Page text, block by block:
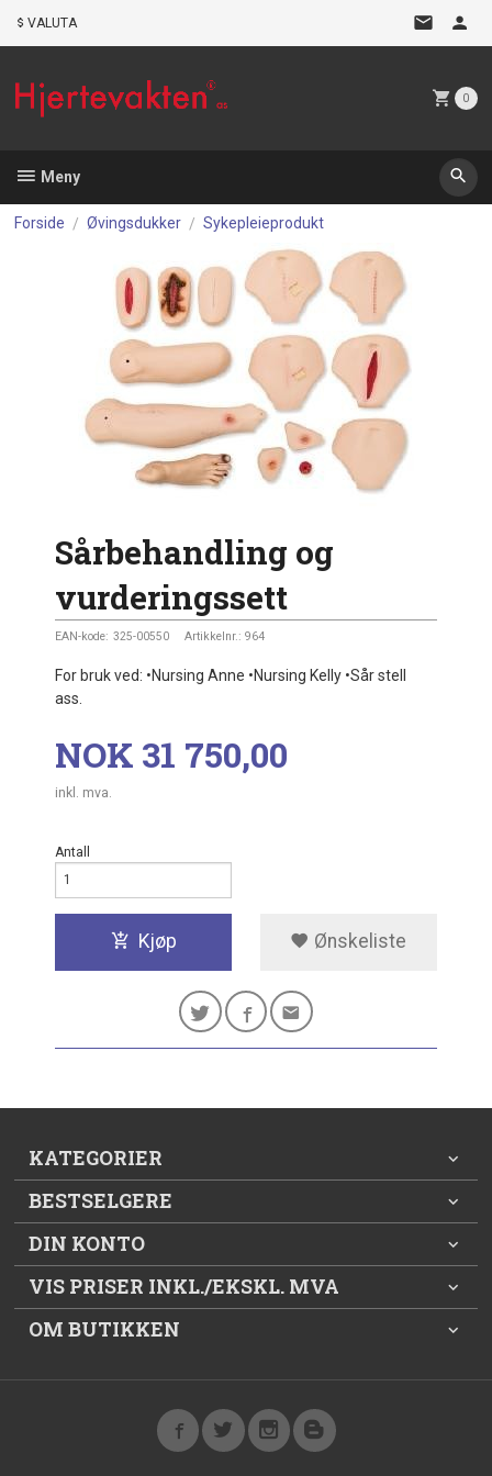
VALUTA
0
Meny
Forside Øvingsdukker Sykepleieprodukt
Sårbehandling og
vurderingssett
EAN-kode: 325-00550 Artikkelnr.: 964
For bruk ved: •Nursing Anne •Nursing Kelly •Sår stell
ass.
Pris
NOK 31 750,00
inkl. mva.
Antall
Kjøp Ønskeliste
KATEGORIER
BESTSELGERE
DIN KONTO
VIS PRISER INKL./EKSKL. MVA
OM BUTIKKEN